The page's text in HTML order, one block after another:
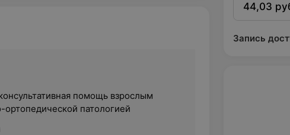
помощь взрослым
ортопедической патологией
ортопеда
44,03
Запись